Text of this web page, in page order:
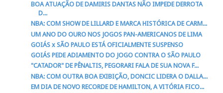
BOA ATUAÇÃO DE DAMIRIS DANTAS NÃO IMPEDE DERROTA
D...
NBA: COM SHOW DE LILLARD E MARCA HISTÓRICA DE CARM...
UM ANO DO OURO NOS JOGOS PAN-AMERICANOS DE LIMA
GOIÁS x SÃO PAULO ESTÁ OFICIALMENTE SUSPENSO
GOIÁS PEDE ADIAMENTO DO JOGO CONTRA O SÃO PAULO
"CATADOR" DE PÊNALTIS, PEGORARI FALA DE SUA NOVA F...
NBA: COM OUTRA BOA EXIBIÇÃO, DONCIC LIDERA O DALLA...
EM DIA DE NOVO RECORDE DE HAMILTON, A VITÓRIA FICO...